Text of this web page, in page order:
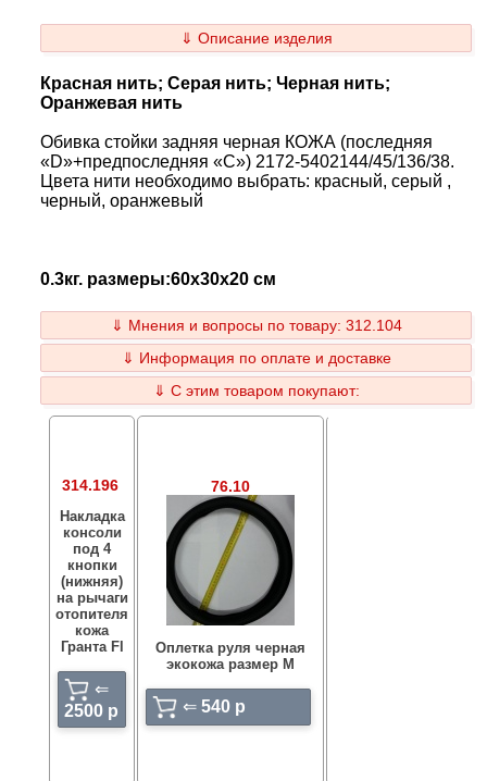
⇓ Описание изделия
Красная нить; Серая нить; Черная нить;
Оранжевая нить
Обивка стойки задняя черная КОЖА (последняя
«D»+предпоследняя «С») 2172-5402144/45/136/38.
Цвета нити необходимо выбрать: красный, серый ,
черный, оранжевый
0.3кг. размеры:60x30x20 см
⇓ Мнения и вопросы по товару: 312.104
⇓ Информация по оплате и доставке
⇓ С этим товаром покупают:
314.196
Накладка
консоли
под 4
кнопки
(нижняя)
на рычаги
отопителя
кожа
Гранта Fl
⇐
2500 p
76.10
Оплетка руля черная
экокожа размер М
⇐ 540 p